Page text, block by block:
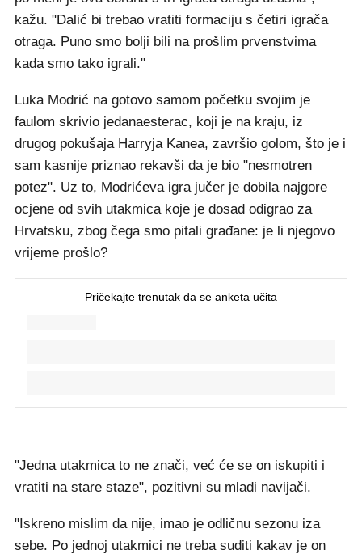
kažu. "Dalić bi trebao vratiti formaciju s četiri igrača
otraga. Puno smo bolji bili na prošlim prvenstvima
kada smo tako igrali."
Luka Modrić na gotovo samom početku svojim je
faulom skrivio jedanaesterac, koji je na kraju, iz
drugog pokušaja Harryja Kanea, završio golom, što je i
sam kasnije priznao rekavši da je bio "nesmotren
potez". Uz to, Modrićeva igra jučer je dobila najgore
ocjene od svih utakmica koje je dosad odigrao za
Hrvatsku, zbog čega smo pitali građane: je li njegovo
vrijeme prošlo?
"Jedna utakmica to ne znači, već će se on iskupiti i
vratiti na stare staze", pozitivni su mladi navijači.
"Iskreno mislim da nije, imao je odličnu sezonu iza
sebe. Po jednoj utakmici ne treba suditi kakav je on